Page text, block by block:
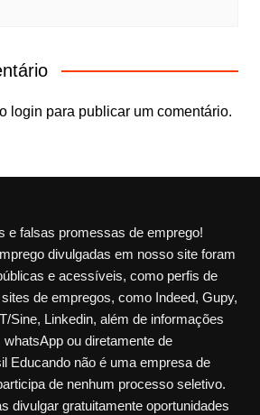
login para publicar um comentário.
e falsas promessas de emprego!
divulgadas em nosso site foram
e acessíveis, como perfis de
de empregos, como Indeed, Gupy,
Sine, Linkedin, além de informações
ou diretamente de
Educando não é uma empresa de
de nenhum processo seletivo.
divulgar gratuitamente oportunidades